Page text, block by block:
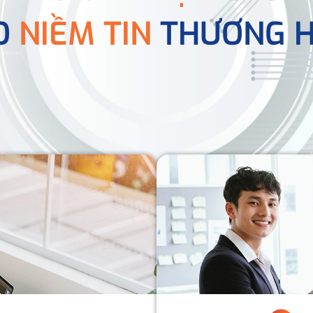
NIỀM TIN THƯƠNG